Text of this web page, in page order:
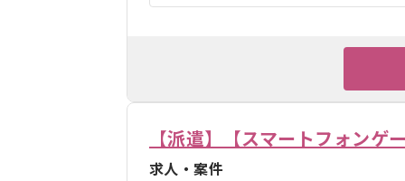
【派遣】【スマートフォンゲ
求人・案件